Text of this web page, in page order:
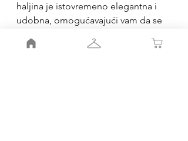
haljina je istovremeno elegantna i
udobna, omogućavajući vam da se
fantastično. Bez obzira da li ste